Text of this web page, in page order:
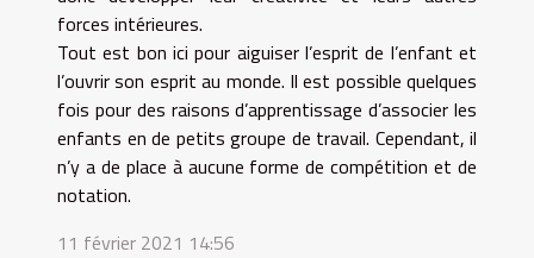
forces intérieures.
Tout est bon ici pour aiguiser l’esprit de l’enfant et
l’ouvrir son esprit au monde. Il est possible quelques
fois pour des raisons d’apprentissage d’associer les
enfants en de petits groupe de travail. Cependant, il
n’y a de place à aucune forme de compétition et de
notation.
11 février 2021 14:56